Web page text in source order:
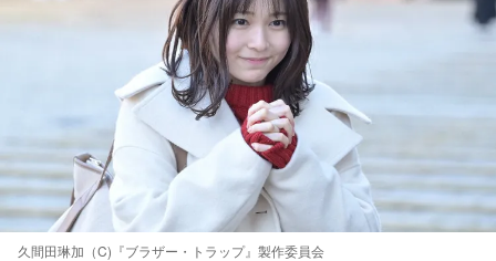
久間田琳加（C)『ブラザー・トラップ』製作委員会